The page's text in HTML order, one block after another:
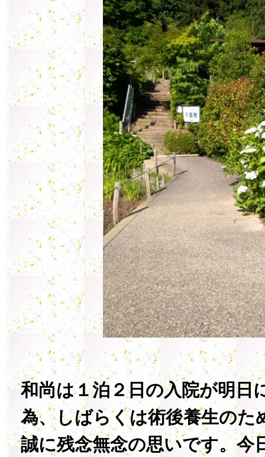
和尚は１泊２日の入院が明日
為、しばらくは術後養生のた
誠に残念無念の思いです。今